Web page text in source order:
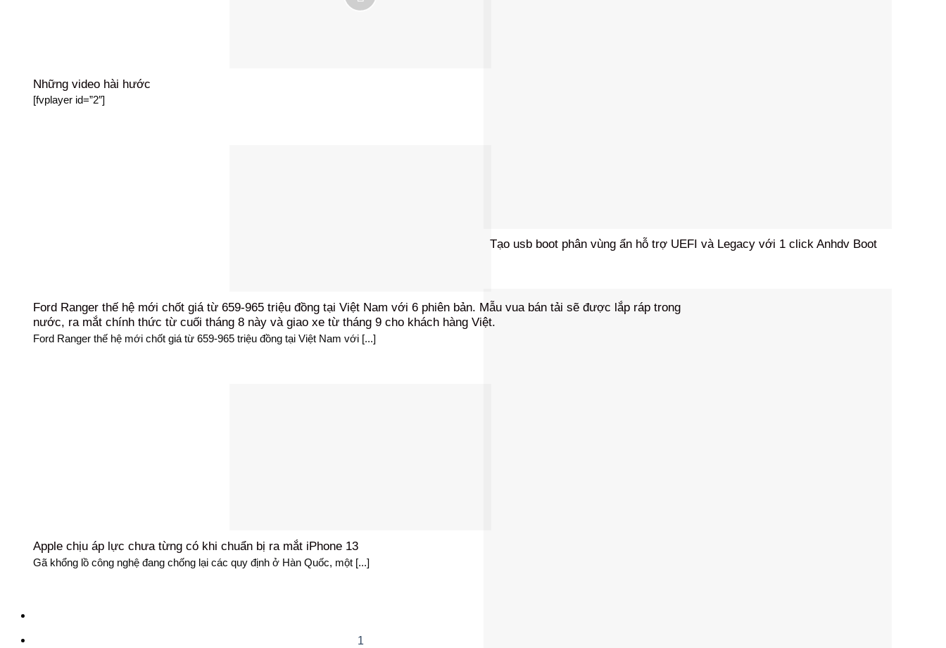
Tạo usb boot phân vùng ẩn hỗ trợ UEFI và Legacy với 1 click Anhdv Boot
Những video hài hước
[fvplayer id=”2″]
Ford Ranger thế hệ mới chốt giá từ 659-965 triệu đồng tại Việt Nam với 6 phiên bản. Mẫu vua bán tải sẽ được lắp ráp trong
nước, ra mắt chính thức từ cuối tháng 8 này và giao xe từ tháng 9 cho khách hàng Việt.
Ford Ranger thế hệ mới chốt giá từ 659-965 triệu đồng tại Việt Nam với [...]
Apple chịu áp lực chưa từng có khi chuẩn bị ra mắt iPhone 13
Gã khổng lồ công nghệ đang chống lại các quy định ở Hàn Quốc, một [...]
1